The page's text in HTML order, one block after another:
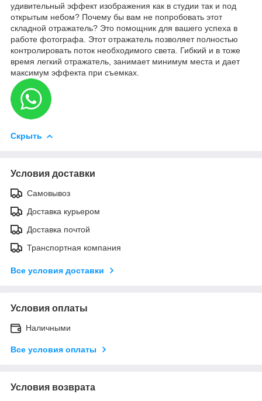
удивительный эффект изображения как в студии так и под
открытым небом? Почему бы вам не попробовать этот
складной отражатель? Это помощник для вашего успеха в
работе фотографа. Этот отражатель позволяет полностью
контролировать поток необходимого света. Гибкий и в тоже
время легкий отражатель, занимает минимум места и дает
максимум эффекта при съемках.
Скрыть
Условия доставки
Самовывоз
Доставка курьером
Доставка почтой
Транспортная компания
Все условия доставки
Условия оплаты
Наличными
Все условия оплаты
Условия возврата